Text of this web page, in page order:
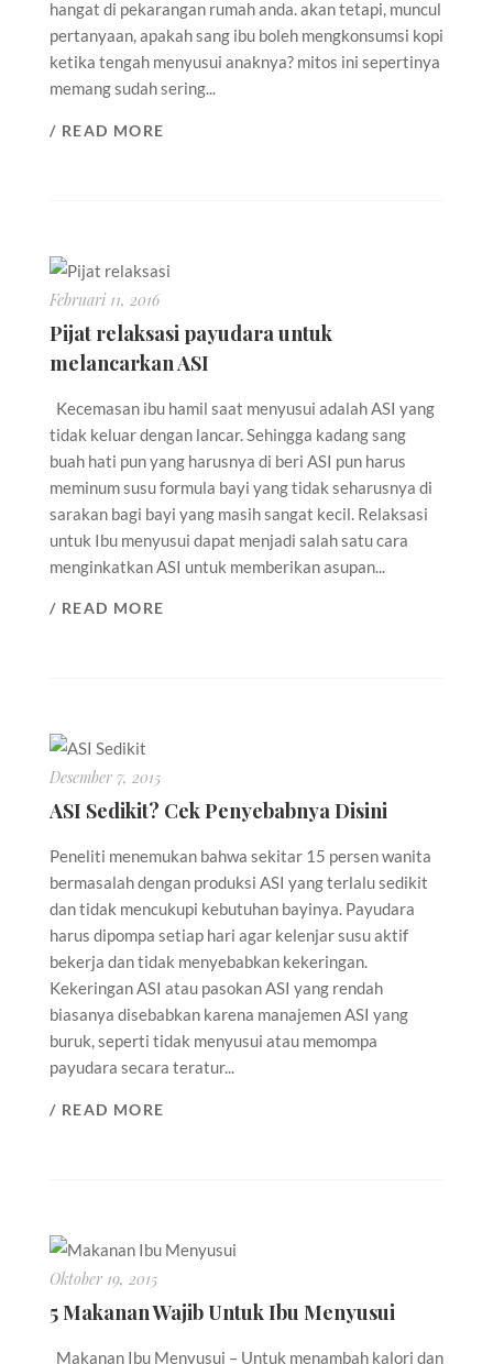
hangat di pekarangan rumah anda. akan tetapi, muncul
pertanyaan, apakah sang ibu boleh mengkonsumsi kopi
ketika tengah menyusui anaknya? mitos ini sepertinya
memang sudah sering...
/ READ MORE
Februari 11, 2016
Pijat relaksasi payudara untuk
melancarkan ASI
Kecemasan ibu hamil saat menyusui adalah ASI yang
tidak keluar dengan lancar. Sehingga kadang sang
buah hati pun yang harusnya di beri ASI pun harus
meminum susu formula bayi yang tidak seharusnya di
sarakan bagi bayi yang masih sangat kecil. Relaksasi
untuk Ibu menyusui dapat menjadi salah satu cara
menginkatkan ASI untuk memberikan asupan...
/ READ MORE
Desember 7, 2015
ASI Sedikit? Cek Penyebabnya Disini
Peneliti menemukan bahwa sekitar 15 persen wanita
bermasalah dengan produksi ASI yang terlalu sedikit
dan tidak mencukupi kebutuhan bayinya. Payudara
harus dipompa setiap hari agar kelenjar susu aktif
bekerja dan tidak menyebabkan kekeringan.
Kekeringan ASI atau pasokan ASI yang rendah
biasanya disebabkan karena manajemen ASI yang
buruk, seperti tidak menyusui atau memompa
payudara secara teratur...
/ READ MORE
Oktober 19, 2015
5 Makanan Wajib Untuk Ibu Menyusui
Makanan Ibu Menyusui – Untuk menambah kalori dan